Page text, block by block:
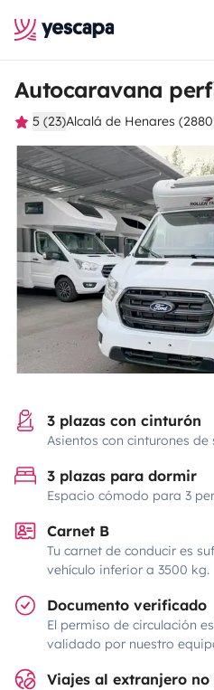
Autocaravana
5 (23)Alcalá de Henares
3 plazas con cinturón
Asientos con cinturones de
3 plazas para dormir
Espacio cómodo para 3
Carnet B
Tu carnet de conducir es
vehículo inferior a 3500 kg.
Documento verificado
El permiso de circulación
validado por nuestro
Viajes al extranjero